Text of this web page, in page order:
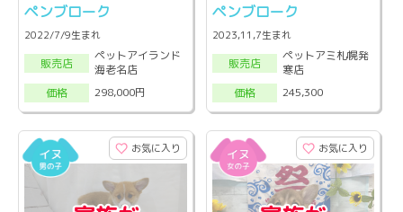
ペンブローク
2022/7/9生まれ
販売店
ペットアイランド
海老名店
価格
298,000円
ペンブローク
2023,11,7生まれ
販売店
ペットアミ札幌発
寒店
価格
245,300
お気に入り お気に入り